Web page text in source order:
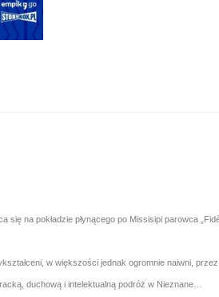
na pokładzie płynącego po Missisipi parowca
w większości jednak ogromnie naiwni,
duchową i intelektualną podróż w Nieznane…